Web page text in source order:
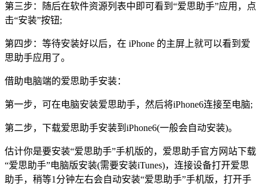
第三步：随后在软件资源列表中即可看到“爱思助手”应用，点
击“安装”按钮;
第四步：等待安装好以后，在 iPhone 的主屏上就可以看到爱
思助手应用了。
借助电脑端的爱思助手安装：
第一步，可在电脑安装爱思助手，然后将iPhone6连接至电脑;
第二步，下载爱思助手安装到iPhone6(一般会自动安装)。
估计你是要安装“爱思助手”手机版的，爱思助手官方网站下载
“爱思助手”电脑版安装(需要安装iTunes)，连接设备打开爱思
助手，稍等1分钟左右会自动安装“爱思助手”手机版，打开手